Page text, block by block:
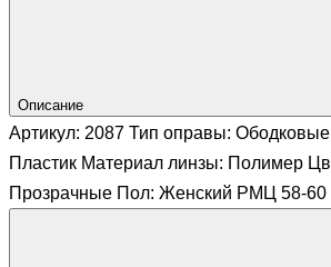
Описание
Артикул: 2087 Тип оправы:
Пластик Материал линзы: Полимер
Прозрачные Пол: Женский РМЦ 58-60